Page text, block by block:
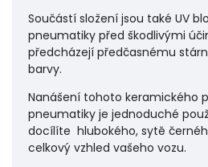
Součástí složení jsou také UV
pneumatiky před škodlivými
předcházejí předčasnému
barvy.
Nanášení tohoto keramického
pneumatiky je jednoduché
docílíte hlubokého, sytě
celkový vzhled vašeho vozu.